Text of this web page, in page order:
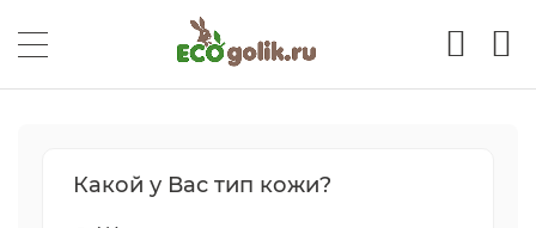
Какой у Вас тип кожи?